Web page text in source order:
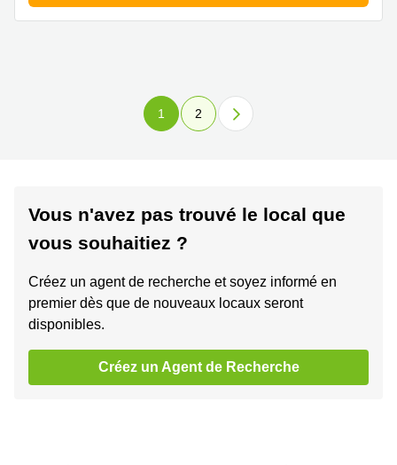
1 2
Vous n'avez pas trouvé le local que
vous souhaitiez ?
Créez un agent de recherche et soyez informé en
premier dès que de nouveaux locaux seront
disponibles.
Créez un Agent de Recherche